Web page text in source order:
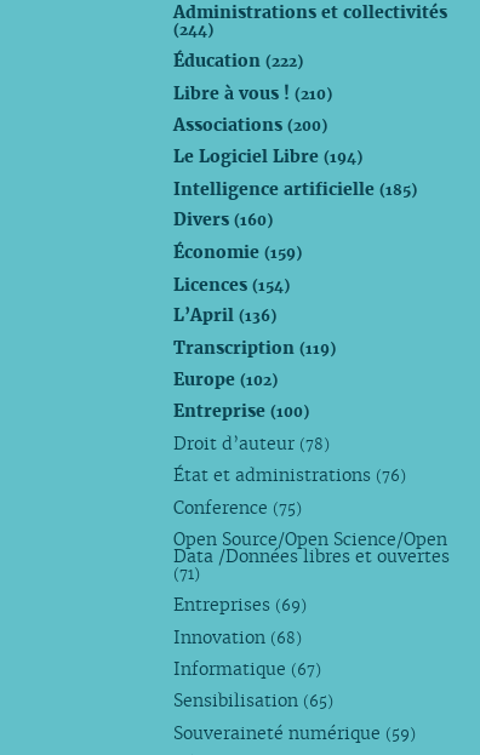
Administrations et collectivités
(244)
Éducation(222)
Libre à vous !(210)
Associations(200)
Le Logiciel Libre(194)
Intelligence artificielle(185)
Divers(160)
Économie(159)
Licences(154)
L’April(136)
Transcription(119)
Europe(102)
Entreprise(100)
Droit d’auteur (78)
État et administrations (76)
Conference (75)
Open Source/Open Science/Open
Data /Données libres et ouvertes
(71)
Entreprises (69)
Innovation (68)
Informatique (67)
Sensibilisation (65)
Souveraineté numérique (59)